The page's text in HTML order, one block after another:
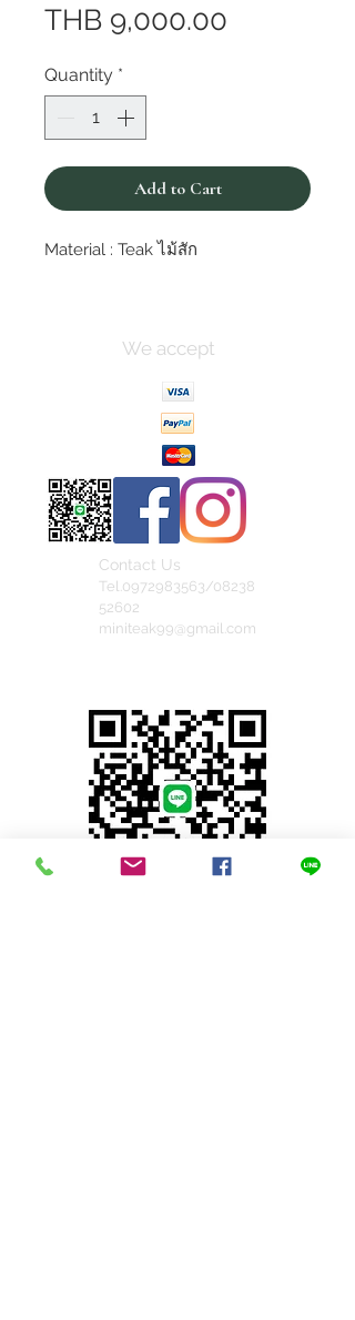
THB 9,000.00
Quantity *
Add to Cart
Material : Teak ไม้สัก
We accept
Contact Us
Tel.0972983563/08238
52602
miniteak99@gmail.com